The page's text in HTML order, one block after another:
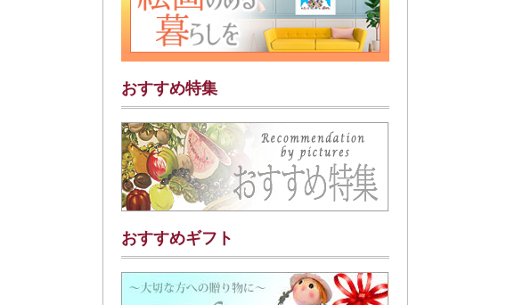
おすすめ特集
おすすめギフト